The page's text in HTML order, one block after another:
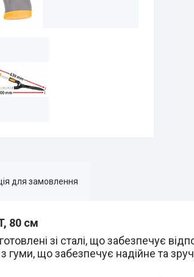
для замовлення
80 см
зі сталі, що забезпечує
з гуми, що забезпечує надійне та